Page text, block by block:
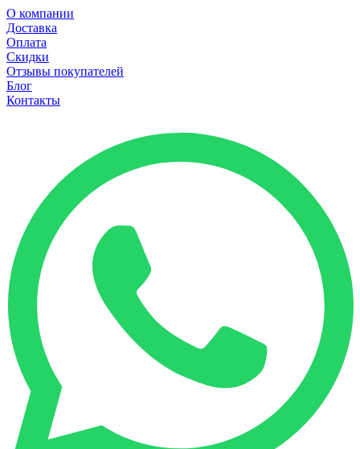
О компании
Доставка
Оплата
Скидки
Отзывы покупателей
Блог
Контакты